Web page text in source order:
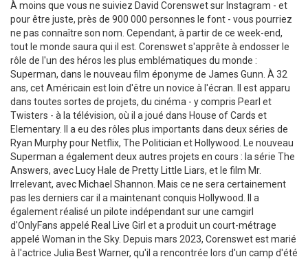
À moins que vous ne suiviez David Corenswet sur Instagram - et
pour être juste, près de 900 000 personnes le font - vous pourriez
ne pas connaître son nom. Cependant, à partir de ce week-end,
tout le monde saura qui il est. Corenswet s'apprête à endosser le
rôle de l'un des héros les plus emblématiques du monde :
Superman, dans le nouveau film éponyme de James Gunn. À 32
ans, cet Américain est loin d'être un novice à l'écran. Il est apparu
dans toutes sortes de projets, du cinéma - y compris Pearl et
Twisters - à la télévision, où il a joué dans House of Cards et
Elementary. Il a eu des rôles plus importants dans deux séries de
Ryan Murphy pour Netflix, The Politician et Hollywood. Le nouveau
Superman a également deux autres projets en cours : la série The
Answers, avec Lucy Hale de Pretty Little Liars, et le film Mr.
Irrelevant, avec Michael Shannon. Mais ce ne sera certainement
pas les derniers car il a maintenant conquis Hollywood. Il a
également réalisé un pilote indépendant sur une camgirl
d'OnlyFans appelé Real Live Girl et a produit un court-métrage
appelé Woman in the Sky. Depuis mars 2023, Corenswet est marié
à l'actrice Julia Best Warner, qu'il a rencontrée lors d'un camp d'été